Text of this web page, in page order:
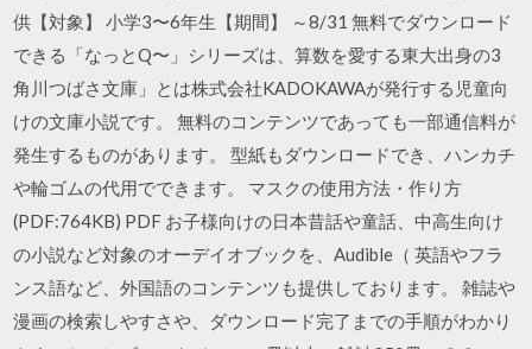
供【対象】 小学3〜6年生【期間】 ～8/31 無料でダウンロード
できる「なっとQ〜」シリーズは、算数を愛する東大出身の3
角川つばさ文庫」とは株式会社KADOKAWAが発行する児童向
けの文庫小説です。 無料のコンテンツであっても一部通信料が
発生するものがあります。 型紙もダウンロードでき、ハンカチ
や輪ゴムの代用でできます。 マスクの使用方法・作り方
(PDF:764KB) PDF お子様向けの日本昔話や童話、中高生向け
の小説など対象のオーデイオブックを、Audible（ 英語やフラ
ンス語など、外国語のコンテンツも提供しております。 雑誌や
漫画の検索しやすさや、ダウンロード完了までの手順がわかり